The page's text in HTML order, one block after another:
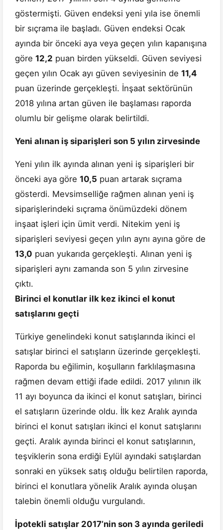
göstermişti. Güven endeksi yeni yıla ise önemli
bir sıçrama ile başladı. Güven endeksi Ocak
ayında bir önceki aya veya geçen yılın kapanışına
göre 12,2 puan birden yükseldi. Güven seviyesi
geçen yılın Ocak ayı güven seviyesinin de 11,4
puan üzerinde gerçekleşti. İnşaat sektörünün
2018 yılına artan güven ile başlaması raporda
olumlu bir gelişme olarak belirtildi.
Yeni alınan iş siparişleri son 5 yılın zirvesinde
Yeni yılın ilk ayında alınan yeni iş siparişleri bir
önceki aya göre 10,5 puan artarak sıçrama
gösterdi. Mevsimselliğe rağmen alınan yeni iş
siparişlerindeki sıçrama önümüzdeki dönem
inşaat işleri için ümit verdi. Nitekim yeni iş
siparişleri seviyesi geçen yılın aynı ayına göre de
13,0 puan yukarıda gerçekleşti. Alınan yeni iş
siparişleri aynı zamanda son 5 yılın zirvesine
çıktı.
Birinci el konutlar ilk kez ikinci el konut
satışlarını geçti
Türkiye genelindeki konut satışlarında ikinci el
satışlar birinci el satışların üzerinde gerçekleşti.
Raporda bu eğilimin, koşulların farklılaşmasına
rağmen devam ettiği ifade edildi. 2017 yılının ilk
11 ayı boyunca da ikinci el konut satışları, birinci
el satışların üzerinde oldu. İlk kez Aralık ayında
birinci el konut satışları ikinci el konut satışlarını
geçti. Aralık ayında birinci el konut satışlarının,
teşviklerin sona erdiği Eylül ayındaki satışlardan
sonraki en yüksek satış olduğu belirtilen raporda,
birinci el konutlara yönelik Aralık ayında oluşan
talebin önemli olduğu vurgulandı.
İpotekli satışlar 2017’nin son 3 ayında geriledi